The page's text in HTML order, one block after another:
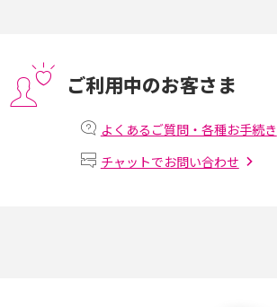
非通知設定とは？184で電話をかける方法や
iPhone・Androidの設定を解説
ご利用中のお客さま
よくあるご質問・各種お手続き
チャットでお問い合わせ